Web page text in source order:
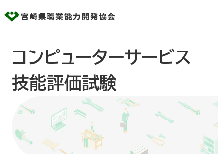
文字サイズ 標準 大
背景色 黒 青 白
新着情報
当協会のご案内
コンピューターサービス
技能評価試験